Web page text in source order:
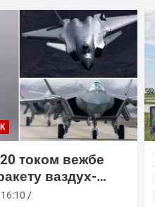
током вежбе
ваздух-
висине